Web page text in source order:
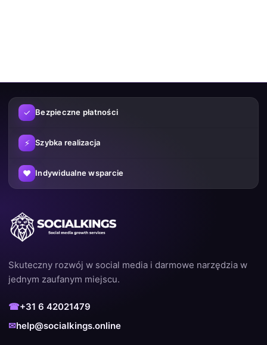
✓ Bezpieczne płatności
⚡ Szybka realizacja
♥ Indywidualne wsparcie
Skuteczny rozwój w social media i darmowe narzędzia w
jednym zaufanym miejscu.
☎+31 6 42021479
✉help@socialkings.online